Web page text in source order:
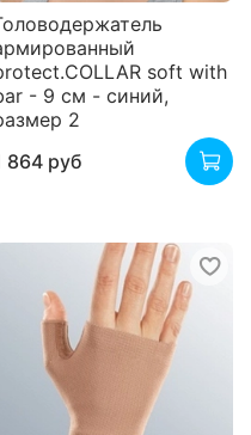
soft with
- 9 см - синий,
2
864 руб